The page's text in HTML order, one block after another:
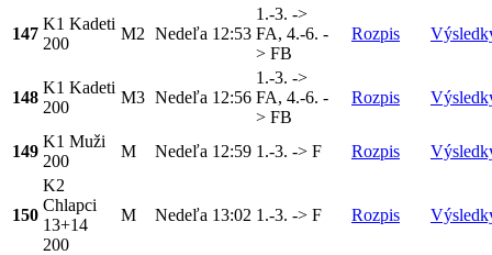
147
K1 Kadeti
200
M2 Nedeľa 12:53
1.-3. ->
FA, 4.-6. -
> FB
Rozpis
148
K1 Kadeti
200
M3 Nedeľa 12:56
1.-3. ->
FA, 4.-6. -
> FB
Rozpis
149
K1 Muži
200
M Nedeľa 12:59 1.-3. -> F Rozpis
150
K2
Chlapci
13+14
200
M Nedeľa 13:02 1.-3. -> F Rozpis